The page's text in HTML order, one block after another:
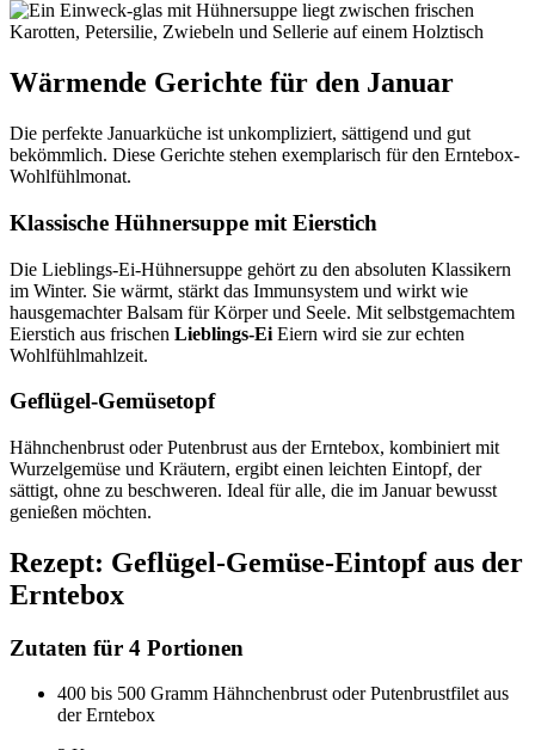
Wärmende Gerichte für den Januar
Die perfekte Januarküche ist unkompliziert, sättigend und gut
bekömmlich. Diese Gerichte stehen exemplarisch für den Erntebox-
Wohlfühlmonat.
Klassische Hühnersuppe mit Eierstich
Die Lieblings-Ei-Hühnersuppe gehört zu den absoluten Klassikern
im Winter. Sie wärmt, stärkt das Immunsystem und wirkt wie
hausgemachter Balsam für Körper und Seele. Mit selbstgemachtem
Eierstich aus frischen Lieblings-Ei Eiern wird sie zur echten
Wohlfühlmahlzeit.
Geflügel-Gemüsetopf
Hähnchenbrust oder Putenbrust aus der Erntebox, kombiniert mit
Wurzelgemüse und Kräutern, ergibt einen leichten Eintopf, der
sättigt, ohne zu beschweren. Ideal für alle, die im Januar bewusst
genießen möchten.
Rezept: Geflügel-Gemüse-Eintopf aus der
Erntebox
Zutaten für 4 Portionen
400 bis 500 Gramm Hähnchenbrust oder Putenbrustfilet aus
der Erntebox